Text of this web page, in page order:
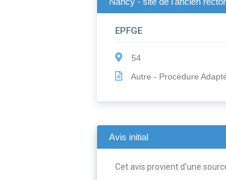
EPFGE
54
Autre - Procédure
Avis initial
Cet avis provient d'une